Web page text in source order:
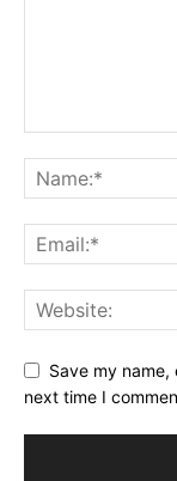
Save my
next time I